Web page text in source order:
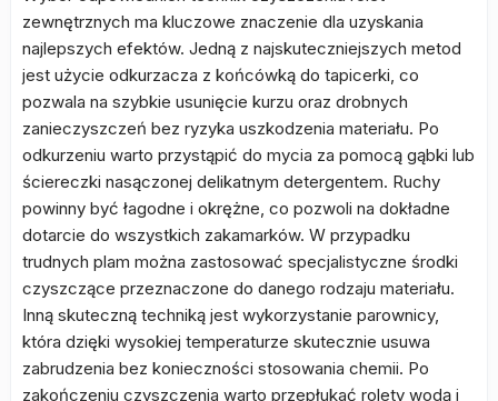
zewnętrznych ma kluczowe znaczenie dla uzyskania
najlepszych efektów. Jedną z najskuteczniejszych metod
jest użycie odkurzacza z końcówką do tapicerki, co
pozwala na szybkie usunięcie kurzu oraz drobnych
zanieczyszczeń bez ryzyka uszkodzenia materiału. Po
odkurzeniu warto przystąpić do mycia za pomocą gąbki lub
ściereczki nasączonej delikatnym detergentem. Ruchy
powinny być łagodne i okrężne, co pozwoli na dokładne
dotarcie do wszystkich zakamarków. W przypadku
trudnych plam można zastosować specjalistyczne środki
czyszczące przeznaczone do danego rodzaju materiału.
Inną skuteczną techniką jest wykorzystanie parownicy,
która dzięki wysokiej temperaturze skutecznie usuwa
zabrudzenia bez konieczności stosowania chemii. Po
zakończeniu czyszczenia warto przepłukać rolety wodą i